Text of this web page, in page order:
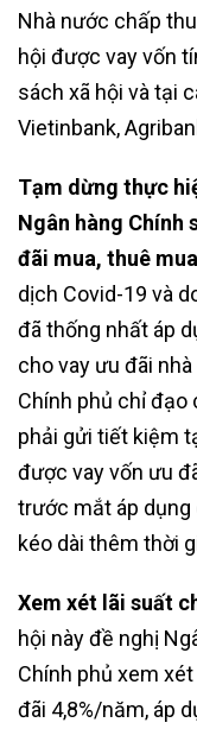
Nhà nước chấp
hội được vay vốn
sách xã hội và tại
Vietinbank,
Tạm dừng thực
Ngân hàng Chính
đãi mua, thuê
dịch Covid-19 và
đã thống nhất áp
cho vay ưu đãi
Chính phủ chỉ
phải gửi tiết kiệm
được vay vốn ưu
trước mắt áp
kéo dài thêm thời
Xem xét lãi suất
hội này đề nghị
Chính phủ xem
đãi 4,8%/năm, áp